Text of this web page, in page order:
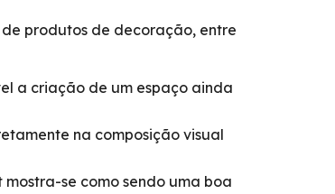
produtos de decoração, entre
a criação de um espaço ainda
na composição visual
se como sendo uma boa